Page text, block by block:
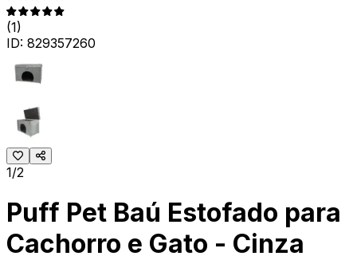
(1)
ID: 829357260
1/2
Puff Pet Baú Estofado para
Cachorro e Gato - Cinza